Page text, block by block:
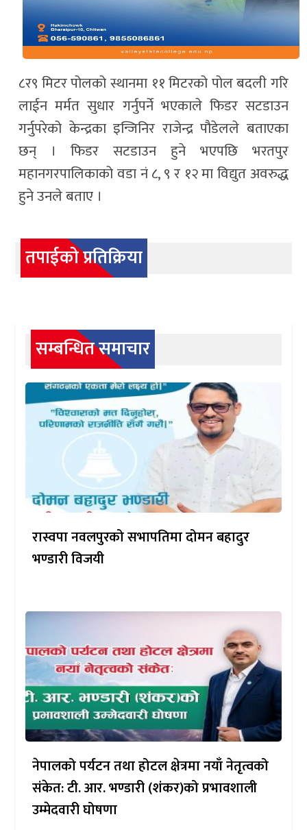
८र९ मिटर पोलको स्थानमा ११ मिटरको पोल बदली गरि
लाईन मर्मत सुधार गर्नुपर्ने भएकाले फिडर सटडाउन
गर्नुपरेको केन्द्रका इन्जिनिर राजेन्द्र पौडेलले बताएका
छन् । फिडर सटडाउन हुने भएपछि भरतपुर
महानगरपालिकाको वडा नं ८, ९ र १२ मा विद्युत अवरुद्ध
हुने उनले बताए ।
तपाईको प्रतिक्रिया
सम्बन्धित समाचार
रास्वपा नवलपुरको सभापतिमा दोमन बहादुर
भण्डारी विजयी
नेपालको पर्यटन तथा होटल क्षेत्रमा नयाँ नेतृत्वको
संकेत: टी. आर. भण्डारी (शंकर)को प्रभावशाली
उम्मेदवारी घोषणा